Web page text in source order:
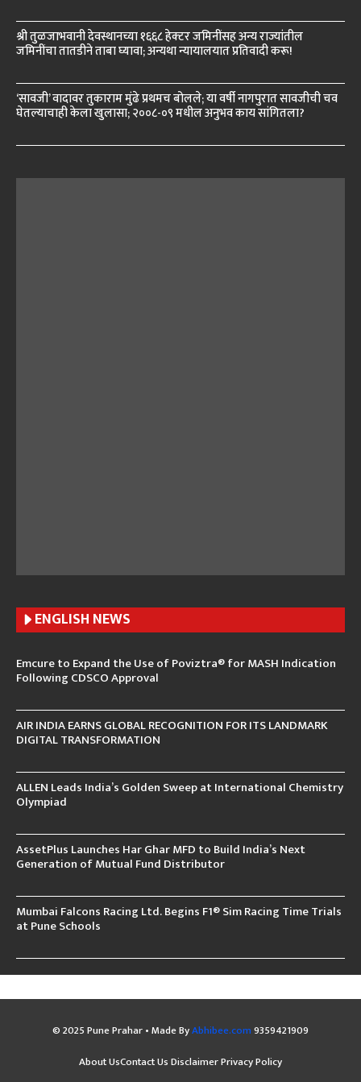
श्री तुळजाभवानी देवस्थानच्या १६६८ हेक्टर जमिनींसह अन्य राज्यांतील
जमिनींचा तातडीने ताबा घ्यावा; अन्यथा न्यायालयात प्रतिवादी करू!
‘सावजी’ वादावर तुकाराम मुंढे प्रथमच बोलले; या वर्षी नागपुरात सावजीची चव
घेतल्याचाही केला खुलासा; २००८-०९ मधील अनुभव काय सांगितला?
ENGLISH NEWS
Emcure to Expand the Use of Poviztra® for MASH Indication
Following CDSCO Approval
AIR INDIA EARNS GLOBAL RECOGNITION FOR ITS LANDMARK
DIGITAL TRANSFORMATION
ALLEN Leads India’s Golden Sweep at International Chemistry
Olympiad
AssetPlus Launches Har Ghar MFD to Build India’s Next
Generation of Mutual Fund Distributor
Mumbai Falcons Racing Ltd. Begins F1® Sim Racing Time Trials
at Pune Schools
© 2025 Pune Prahar • Made ByAbhibee.com9359421909
About UsContact UsDisclaimerPrivacy Policy